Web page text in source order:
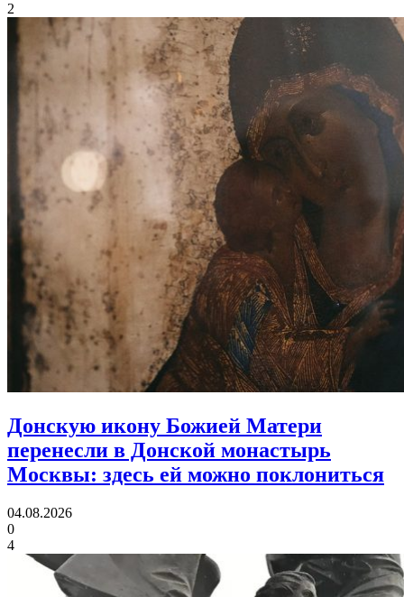
2
Донскую икону Божией Матери
перенесли в Донской монастырь
Москвы: здесь ей можно поклониться
04.08.2026
0
4